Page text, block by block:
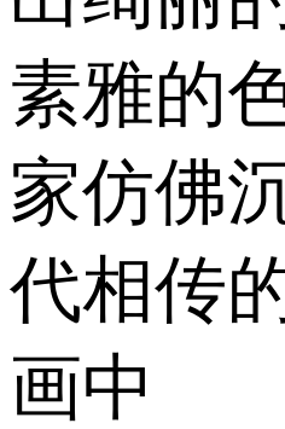
素雅的
家仿佛
代相传
画中